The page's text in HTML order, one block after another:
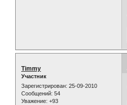
Timmy
Участник
Зарегистрирован: 25-09-2010
Сообщений: 54
Уважение: +93